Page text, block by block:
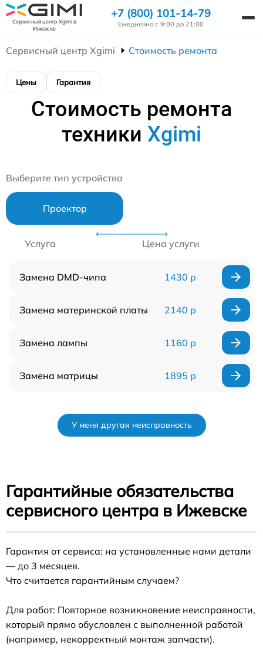
Сервисный центр Xgimiв
Ижевске
+7 (800) 101-14-79
Ежедневно с 9:00 до 21:00
Сервисный центр Xgimi Стоимость ремонта
Цены Гарантия
Стоимость ремонта
техники Xgimi
Выберите тип устройства
Проектор
Услуга Цена услуги
Замена DMD-чипа 1430 р
Замена материнской платы 2140 р
Замена лампы 1160 р
Замена матрицы 1895 р
У меня другая неисправность
Гарантийные обязательства
сервисного центра в Ижевске
Гарантия от сервиса: на установленные нами детали
— до 3 месяцев.
Что считается гарантийным случаем?
Для работ: Повторное возникновение неисправности,
который прямо обусловлен с выполненной работой
(например, некорректный монтаж запчасти).